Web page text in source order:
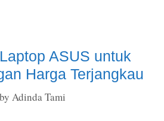
ASUS untuk
Harga Terjangkau
by Adinda Tami